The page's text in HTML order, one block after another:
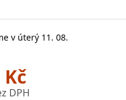
v úterý 11. 08.
DPH